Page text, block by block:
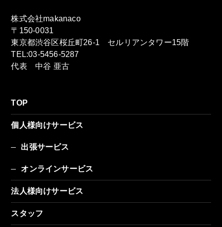
株式会社makanaco
〒150-0031
東京都渋谷区桜丘町26-1 セルリアンタワー15階
TEL:03-5456-5287
代表 中谷 亜古
TOP
個人様向けサービス
出張サービス
オンラインサービス
法人様向けサービス
スタッフ